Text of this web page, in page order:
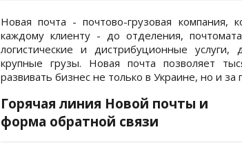
Новая почта - почтово-грузовая компания,
каждому клиенту - до отделения,
логистические и дистрибуционные
крупные грузы. Новая почта позволяет
развивать бизнес не только в Украине, но и
Горячая линия Новой почты и
форма обратной связи